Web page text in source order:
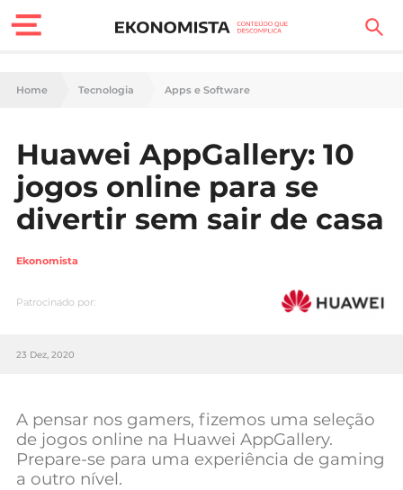
Finanças Pessoais
Carreira
Casa
Lifestyle
Sociedade
Tecnologia
Mundial 2026
Home Tecnologia Apps e Software
Huawei AppGallery: 10
jogos online para se
divertir sem sair de casa
Ekonomista
Patrocinado por:
23 Dez, 2020
A pensar nos gamers, fizemos uma seleção
de jogos online na Huawei AppGallery.
Prepare-se para uma experiência de gaming
a outro nível.